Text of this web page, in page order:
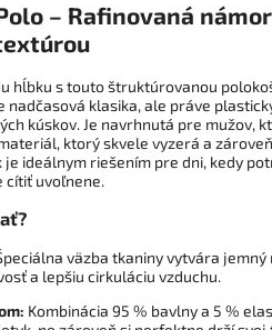
– Rafinovaná
hĺbku s touto štruktúrovanou
nadčasová klasika, ale práve
kúskov. Je navrhnutá pre mužov,
ktorý skvele vyzerá a
je ideálnym riešením pre dni, kedy
cítiť uvoľnene.
väzba tkaniny vytvára
a lepšiu cirkuláciu vzduchu.
Kombinácia 95 % bavlny a 5 %